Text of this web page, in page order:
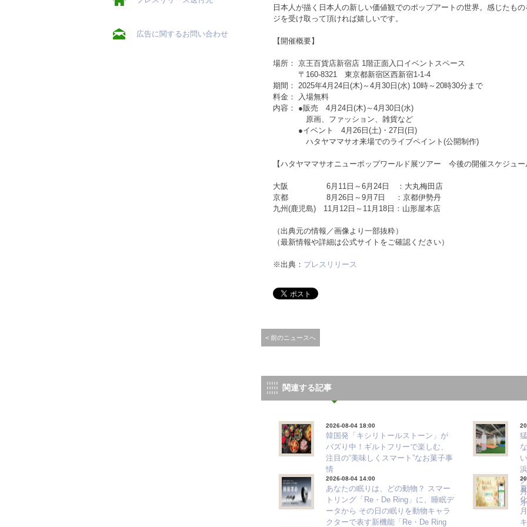
広告に関するお問い合わせ
日本人が描く日本人の新しい価値観でのポップアートの世界。感じたも
ジを受け取って頂ければ嬉しいです。
【開催概要】
場所： 京王百貨店新宿店 1階正面入口イベントスペース
〒160-8321 東京都新宿区西新宿1-1-4
期間： 2025年4月24日(木)～4月30日(水) 10時～20時30分まで
料金： 入場無料
内容： ●販売 4月24日(木)～4月30日(水)
原画、ファッション、雑貨など
●イベント 4月26日(土)・27日(日)
ハタヤママサオ来場でのライブペイント(公開制作)
【ハタヤママサオニューポップワールド展ツアー 今後の開催スケジュー
大阪 6月11日～6月24日 ：大丸梅田店
京都 8月26日～9月7日 ：京都伊勢丹
九州(鹿児島) 11月12日～11月18日：山形屋本店
（出典元の情報／画像より一部抜粋）
（最新情報や詳細は公式サイトをご確認ください）
※出典： プレスリリース
< 前のニュースへ
関連する記事
2026-08-04 18:00
韓国発「キシリトールストーン」が
バズり中！ギルトフリーで楽しむ、
注目の“美味しくスマート”なお菓子事
情
2026-08-04 14:00
あなたの眠りは、どの動物？ スマー
トリング「Re・De Ring」に、睡眠デ
ータから その日の眠りを動物キャラ
クターで表す新機能「Re・De Ring